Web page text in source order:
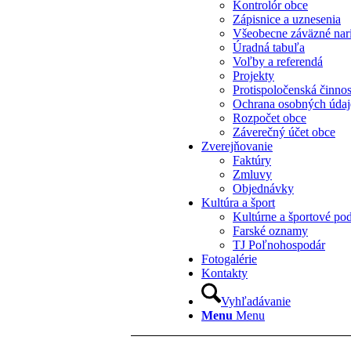
Kontrolór obce
Zápisnice a uznesenia
Všeobecne záväzné
Úradná tabuľa
Voľby a referendá
Projekty
Protispoločenská
Ochrana osobných
Rozpočet obce
Záverečný účet obce
Zverejňovanie
Faktúry
Zmluvy
Objednávky
Kultúra a šport
Kultúrne a športové
Farské oznamy
TJ Poľnohospodár
Fotogalérie
Kontakty
Vyhľadávanie
Menu Menu